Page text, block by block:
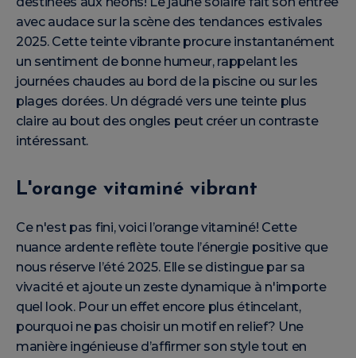
avec audace sur la scène des tendances estivales
2025. Cette teinte vibrante procure instantanément
un sentiment de bonne humeur, rappelant les
journées chaudes au bord de la piscine ou sur les
plages dorées. Un dégradé vers une teinte plus
claire au bout des ongles peut créer un contraste
intéressant.
L'orange vitaminé vibrant
Ce n'est pas fini, voici l’orange vitaminé! Cette
nuance ardente reflète toute l’énergie positive que
nous réserve l’été 2025. Elle se distingue par sa
vivacité et ajoute un zeste dynamique à n'importe
quel look. Pour un effet encore plus étincelant,
pourquoi ne pas choisir un motif en relief? Une
manière ingénieuse d’affirmer son style tout en